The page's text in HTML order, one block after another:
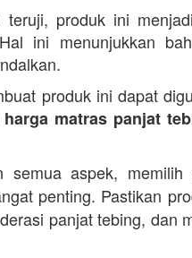
produk ini
ini menunjukkan
produk ini dapat
harga matras panjat
semua aspek, memilih
penting. Pastikan
panjat tebing, dan